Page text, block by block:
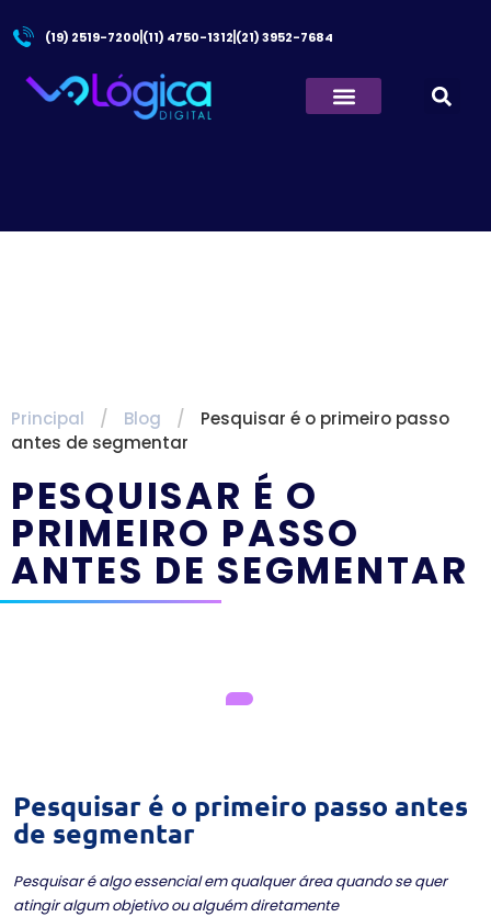
(19) 2519-7200 (11) 4750-1312 (21) 3952-7684
Principal / Blog /
Pesquisar é o primeiro passo
antes de segmentar
PESQUISAR É O
PRIMEIRO PASSO
ANTES DE SEGMENTAR
Pesquisar é o primeiro passo antes
de segmentar
Pesquisar é algo essencial em qualquer área quando se quer
atingir algum objetivo ou alguém diretamente